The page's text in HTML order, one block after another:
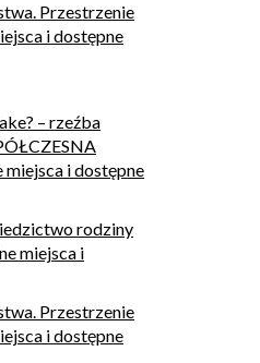
Przestrzenie
i dostępne
– rzeźba
miejsca i dostępne
rodziny
miejsca i
Przestrzenie
i dostępne